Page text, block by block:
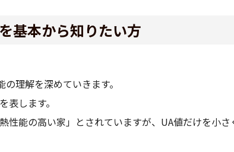
基本から知りたい方
理解を深めていきます。
表します。
性能の高い家」とされていますが、UA値だけを小